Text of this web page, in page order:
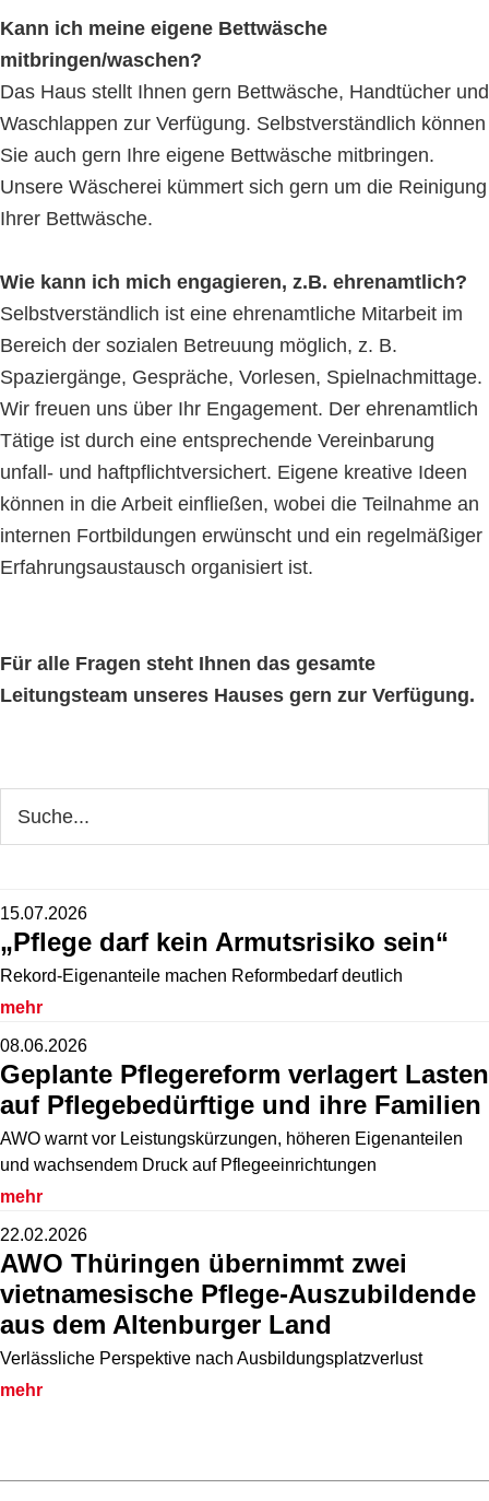
Kann ich meine eigene Bettwäsche
mitbringen/waschen?
Das Haus stellt Ihnen gern Bettwäsche, Handtücher und
Waschlappen zur Verfügung. Selbstverständlich können
Sie auch gern Ihre eigene Bettwäsche mitbringen.
Unsere Wäscherei kümmert sich gern um die Reinigung
Ihrer Bettwäsche.
Wie kann ich mich engagieren, z.B. ehrenamtlich?
Selbstverständlich ist eine ehrenamtliche Mitarbeit im
Bereich der sozialen Betreuung möglich, z. B.
Spaziergänge, Gespräche, Vorlesen, Spielnachmittage.
Wir freuen uns über Ihr Engagement. Der ehrenamtlich
Tätige ist durch eine entsprechende Vereinbarung
unfall- und haftpflichtversichert. Eigene kreative Ideen
können in die Arbeit einfließen, wobei die Teilnahme an
internen Fortbildungen erwünscht und ein regelmäßiger
Erfahrungsaustausch organisiert ist.
Für alle Fragen steht Ihnen das gesamte
Leitungsteam unseres Hauses gern zur Verfügung.
Seitenspalte
durchsuchen
15.07.2026
„Pflege darf kein Armutsrisiko sein“
Rekord-Eigenanteile machen Reformbedarf deutlich
mehr
08.06.2026
Geplante Pflegereform verlagert Lasten
auf Pflegebedürftige und ihre Familien
AWO warnt vor Leistungskürzungen, höheren Eigenanteilen
und wachsendem Druck auf Pflegeeinrichtungen
mehr
22.02.2026
AWO Thüringen übernimmt zwei
vietnamesische Pflege-Auszubildende
aus dem Altenburger Land
Verlässliche Perspektive nach Ausbildungsplatzverlust
mehr